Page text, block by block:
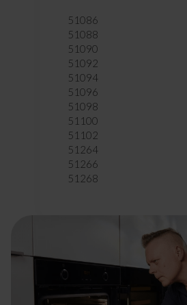
51086
51088
51090
51092
51094
51096
51098
51100
51102
51264
51266
51268
51280
51284